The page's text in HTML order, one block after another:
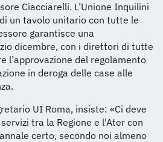
Ciacciarelli. L’Unione Inquilini
un tavolo unitario con tutte le
garantisce una
dicembre, con i direttori di tutte
l’approvazione del regolamento
in deroga delle case alle
UI Roma, insiste: «Ci deve
tra la Regione e l'Ater con
certo, secondo noi almeno